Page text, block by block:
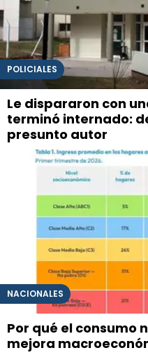
POLICIALES
Le dispararon con
terminó internado:
presunto autor
NACIONALES
Por qué el consumo
mejora